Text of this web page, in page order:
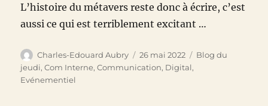
L’histoire du métavers reste donc à écrire, c’est
aussi ce qui est terriblement excitant …
Auteur
Charles-Edouard Aubry
Publié
le
26 mai 2022 Catégories
Blog du
jeudi,Com Interne,Communication, Digital,
Evénementiel